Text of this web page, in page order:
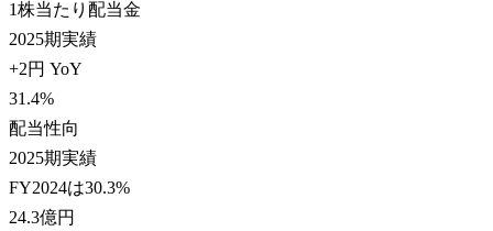
1株当たり配当金
2025期実績
+2円 YoY
31.4%
配当性向
2025期実績
FY2024は30.3%
24.3億円